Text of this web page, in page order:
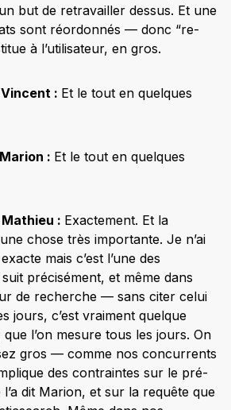
but de retravailler dessus. Et une
sont réordonnés — donc “re-
à l’utilisateur, en gros.
: Et le tout en quelques
: Et le tout en quelques
: Exactement. Et la
chose très importante. Je n’ai
mais c’est l’une des
précisément, et même dans
de recherche — sans citer celui
jours, c’est vraiment quelque
l’on mesure tous les jours. On
gros — comme nos concurrents
des contraintes sur le pré-
dit Marion, et sur la requête que